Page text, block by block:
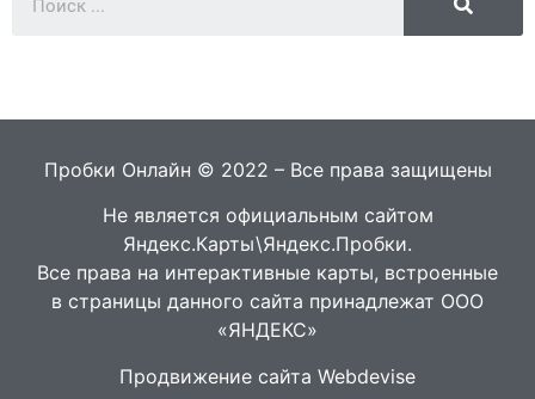
Пробки Онлайн © 2022 – Все права защищены
Не является официальным сайтом
Яндекс.Карты\Яндекс.Пробки.
Все права на интерактивные карты, встроенные
в страницы данного сайта принадлежат ООО
«ЯНДЕКС»
Продвижение сайта Webdevise